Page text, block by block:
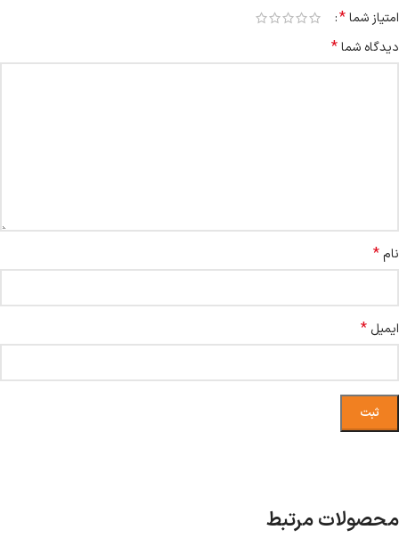
امتیاز شما*
دیدگاه شما*
نام*
ایمیل *
محصولات مرتبط